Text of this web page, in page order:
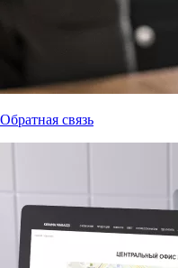
Обратная связь